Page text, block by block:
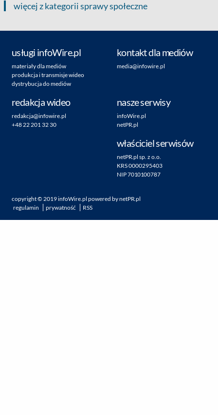
więcej z kategorii sprawy społeczne
usługi infoWire.pl
materiały dla mediów
produkcja i transmisje wideo
dystrybucja do mediów
kontakt dla mediów
media@infowire.pl
redakcja wideo
redakcja@infowire.pl
+48 22 201 32 30
nasze serwisy
infoWire.pl
netPR.pl
właściciel serwisów
netPR.pl sp. z o.o.
KRS 0000295403
NIP 7010100787
copyright ©2019infoWire.pl powered bynetPR.pl
regulamin
prywatność RSS